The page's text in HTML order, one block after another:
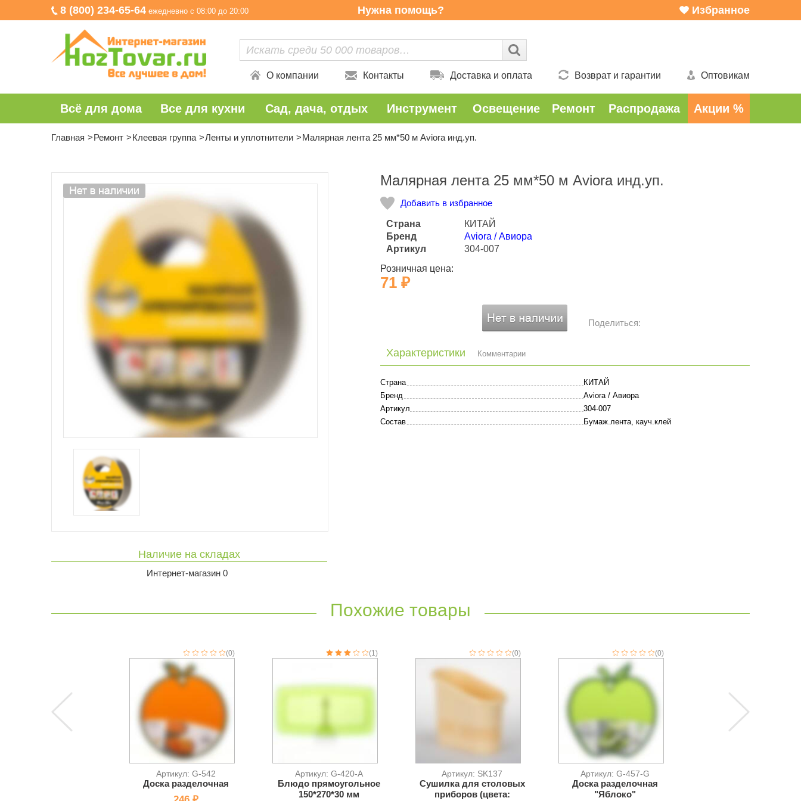
8 (800) 234-65-64 ежедневно с 08:00 до 20:00 Нужна помощь? Избранное
О компании Контакты Доставка и оплата Возврат и гарантии Оптовикам
Всё для дома Все для кухни Сад, дача, отдых Инструмент Освещение Ремонт Распродажа Акции %
Главная Ремонт Клеевая группа Ленты и уплотнители Малярная лента 25 мм*50 м Aviora инд.уп.
Наличие на складах
Интернет-магазин 0
Малярная лента 25 мм*50 м Aviora инд.уп.
Добавить в избранное
Страна
КИТАЙ
Бренд
Aviora / Авиора
Артикул
304-007
Розничная цена:
71 ₽
Поделиться:
Характеристики Комментарии
Страна
КИТАЙ
Бренд
Aviora / Авиора
Артикул
304-007
Состав
Бумаж.лента, кауч.клей
Похожие товары
(0)
Артикул: G-542
Доска разделочная
(1)
Артикул: G-420-A
Блюдо прямоугольное
150*270*30 мм
(0)
Артикул: SK137
Сушилка для столовых
приборов (цвета:
(0)
Артикул: G-457-G
Доска разделочная
"Яблоко"